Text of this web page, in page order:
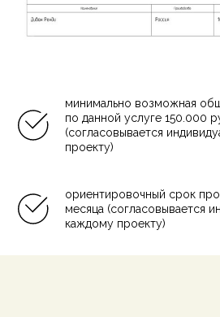
минимально возможная
по данной услуге 150.000
(согласовывается
проекту)
ориентировочный срок
месяца (согласовывается
каждому проекту)